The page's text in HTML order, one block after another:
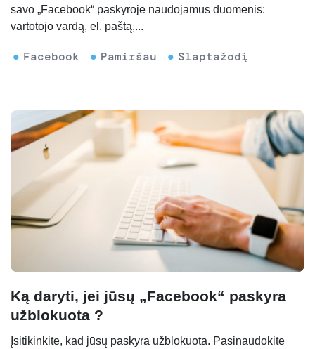
savo „Facebook“ paskyroje naudojamus duomenis:
vartotojo vardą, el. paštą,...
Facebook Pamiršau Slaptažodį
Ką daryti, jei jūsų „Facebook“ paskyra
užblokuota ?
Įsitikinkite, kad jūsų paskyra užblokuota. Pasinaudokite